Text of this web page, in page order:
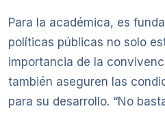
Para la académica, es
políticas públicas no solo
importancia de la
también aseguren las
para su desarrollo. “No